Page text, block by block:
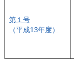
第１号
（平成13年度）